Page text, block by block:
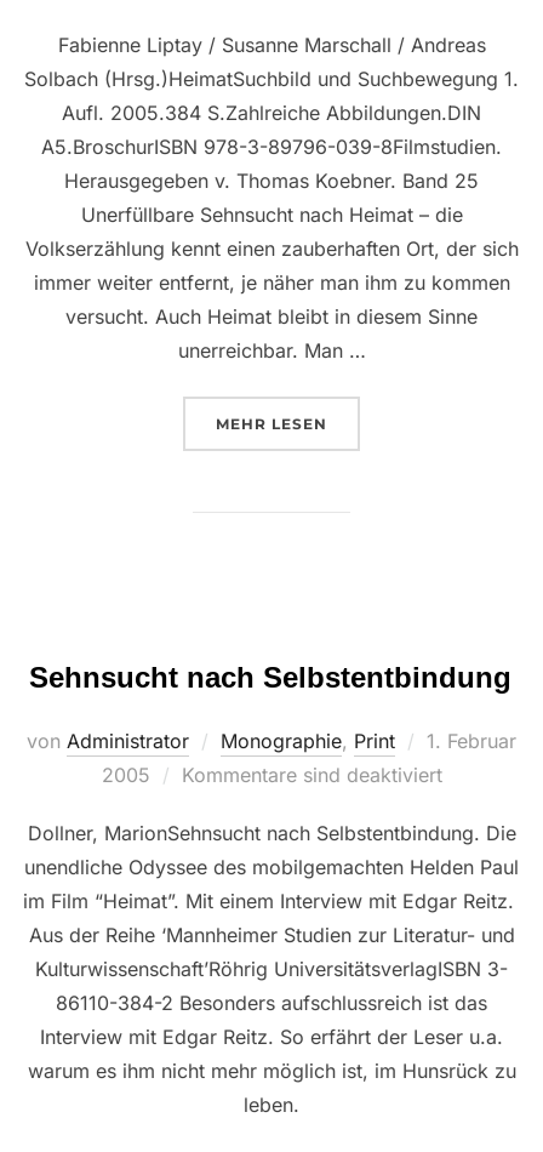
Fabienne Liptay / Susanne Marschall / Andreas
Solbach (Hrsg.)HeimatSuchbild und Suchbewegung 1.
Aufl. 2005.384 S.Zahlreiche Abbildungen.DIN
A5.BroschurISBN 978-3-89796-039-8Filmstudien.
Herausgegeben v. Thomas Koebner. Band 25
Unerfüllbare Sehnsucht nach Heimat – die
Volkserzählung kennt einen zauberhaften Ort, der sich
immer weiter entfernt, je näher man ihm zu kommen
versucht. Auch Heimat bleibt in diesem Sinne
unerreichbar. Man …
MEHR ÜBER “HEIMAT – SUCHBILD
LESEN
Sehnsucht nach Selbstentbindung
von Administrator Monographie, Print
am
1. Februar
2005
Kommentare sind deaktiviert
Dollner, MarionSehnsucht nach Selbstentbindung. Die
unendliche Odyssee des mobilgemachten Helden Paul
im Film “Heimat”. Mit einem Interview mit Edgar Reitz.
Aus der Reihe ‘Mannheimer Studien zur Literatur- und
Kulturwissenschaft’Röhrig UniversitätsverlagISBN 3-
86110-384-2 Besonders aufschlussreich ist das
Interview mit Edgar Reitz. So erfährt der Leser u.a.
warum es ihm nicht mehr möglich ist, im Hunsrück zu
leben.